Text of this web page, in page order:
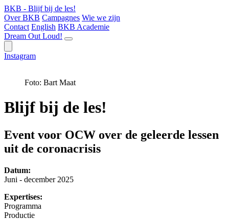
BKB - Blijf bij de les!
Over BKB Campagnes Wie we zijn
Contact English BKB Academie
Dream Out Loud!
Instagram
Foto: Bart Maat
Blijf bij de les!
Event voor OCW over de geleerde lessen
uit de coronacrisis
Datum:
Juni - december 2025
Expertises:
Programma
Productie